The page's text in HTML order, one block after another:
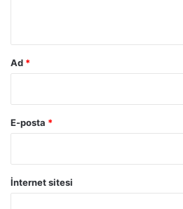
Ad *
E-posta *
İnternet sitesi